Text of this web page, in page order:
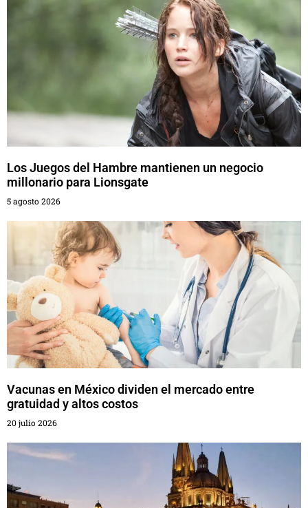
Los Juegos del Hambre mantienen un negocio
millonario para Lionsgate
5 agosto 2026
Vacunas en México dividen el mercado entre
gratuidad y altos costos
20 julio 2026